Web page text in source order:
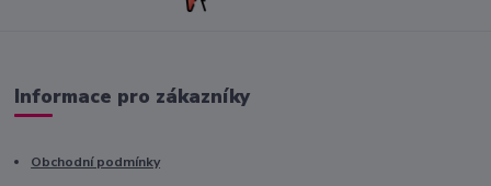
Informace pro zákazníky
Obchodní podmínky